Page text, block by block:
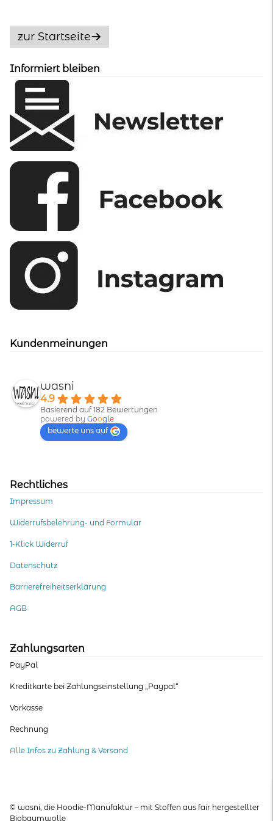
werden
zur Startseite
Informiert bleiben
Kundenmeinungen
wasni
4.9
Basierend auf 182 Bewertungen
powered by Goog le
bewerte uns auf
Rechtliches
Impressum
Widerrufsbelehrung- und Formular
1-Klick Widerruf
Datenschutz
Barrierefreiheitserklärung
AGB
Zahlungsarten
PayPal
Kreditkarte bei Zahlungseinstellung „Paypal“
Vorkasse
Rechnung
Alle Infos zu Zahlung & Versand
© wasni, die Hoodie-Manufaktur – mit Stoffen aus fair hergestellter
Biobaumwolle